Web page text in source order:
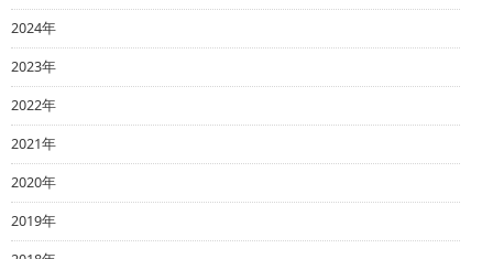
2024年
2023年
2022年
2021年
2020年
2019年